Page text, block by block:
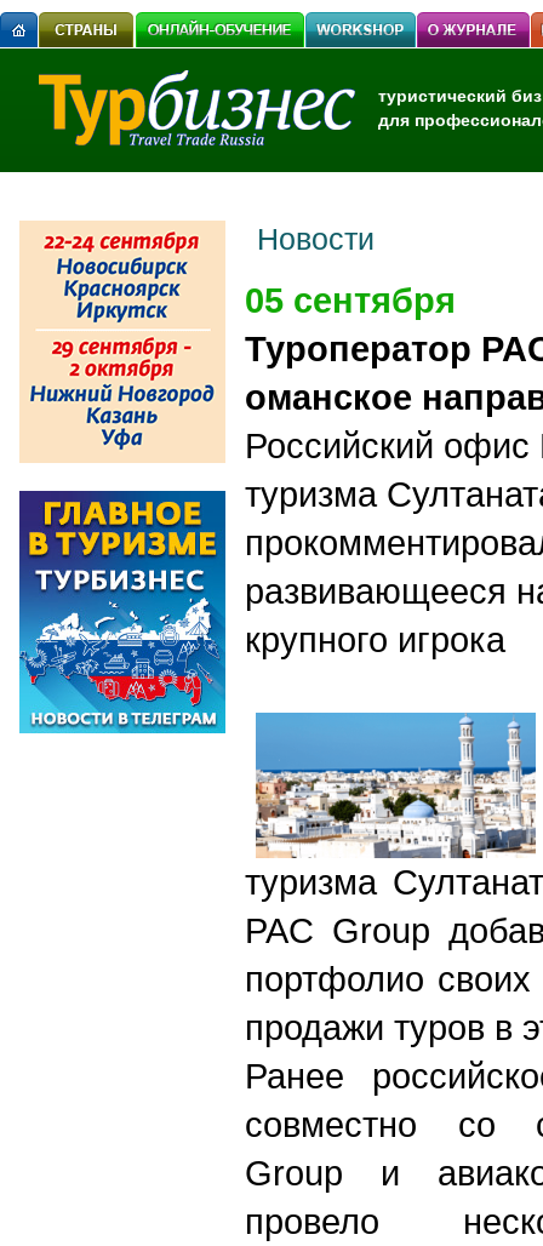
туристический
для
Новости
05 сентября
Туроператор
оманское
Российский офис
туризма
развивающееся
крупного игрока
туризма
PAC Group
портфолио
продажи туров в
Ранее
совместно со
Group и
провело